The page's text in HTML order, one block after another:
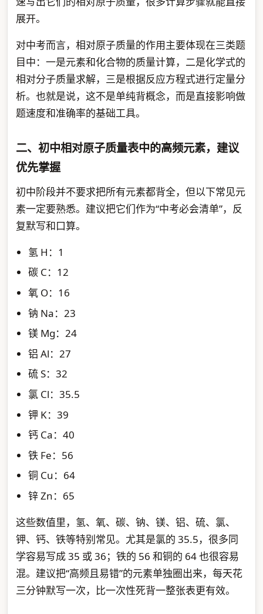
展开。
对中考而言，相对原子质量的作用主要体现在三类题
目中：一是元素和化合物的质量计算，二是化学式的
相对分子质量求解，三是根据反应方程式进行定量分
析。也就是说，这不是单纯背概念，而是直接影响做
题速度和准确率的基础工具。
二、初中相对原子质量表中的高频元素，建议
优先掌握
初中阶段并不要求把所有元素都背全，但以下常见元
素一定要熟悉。建议把它们作为“中考必会清单”，反
复默写和口算。
氢 H：1
碳 C：12
氧 O：16
钠 Na：23
镁 Mg：24
铝 Al：27
硫 S：32
氯 Cl：35.5
钾 K：39
钙 Ca：40
铁 Fe：56
铜 Cu：64
锌 Zn：65
这些数值里，氢、氧、碳、钠、镁、铝、硫、氯、
钾、钙、铁等特别常见。尤其是氯的 35.5，很多同
学容易写成 35 或 36；铁的 56 和铜的 64 也很容易
混。建议把“高频且易错”的元素单独圈出来，每天花
三分钟默写一次，比一次性死背一整张表更有效。